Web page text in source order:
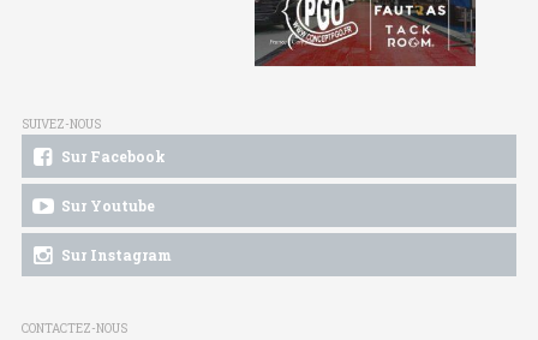
SUIVEZ-NOUS
Sur Facebook
Sur Youtube
Sur Instagram
CONTACTEZ-NOUS